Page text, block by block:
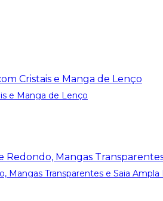
e Manga de Lenço
Transparentes e Saia Ampla